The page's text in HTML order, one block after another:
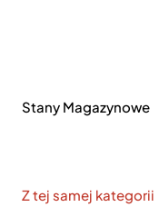
Stany Magazynowe
Z tej samej kategorii